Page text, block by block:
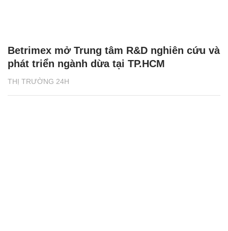
THỊ TRƯỜNG 24H
Betrimex mở Trung tâm R&D nghiên cứu và
phát triển ngành dừa tại TP.HCM